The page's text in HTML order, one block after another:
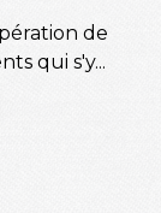
de
qui s'y...